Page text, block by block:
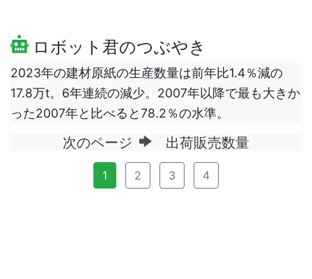
ロボット君のつぶやき
2023年の建材原紙の生産数量は前年比1.4％減の
17.8万t。6年連続の減少。2007年以降で最も大きか
った2007年と比べると78.2％の水準。
次のページ 出荷販売数量
1 2 3 4